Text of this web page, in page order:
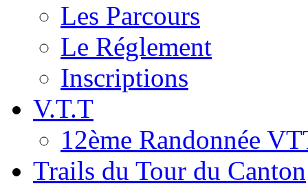
Les Parcours
Le Réglement
Inscriptions
V.T.T
12ème Randonnée
Trails du Tour du Canton